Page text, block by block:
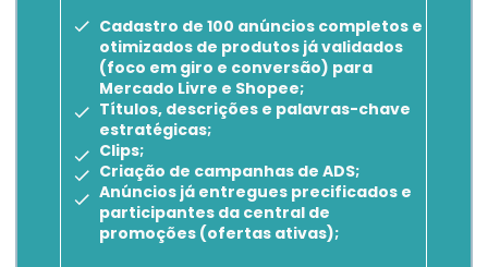
Cadastro de 100 anúncios completos e
otimizados de produtos já validados
(foco em giro e conversão) para
Mercado Livre e Shopee;
Títulos, descrições e palavras-chave
estratégicas;
Clips;
Criação de campanhas de ADS;
Anúncios já entregues precificados e
participantes da central de
promoções (ofertas ativas);